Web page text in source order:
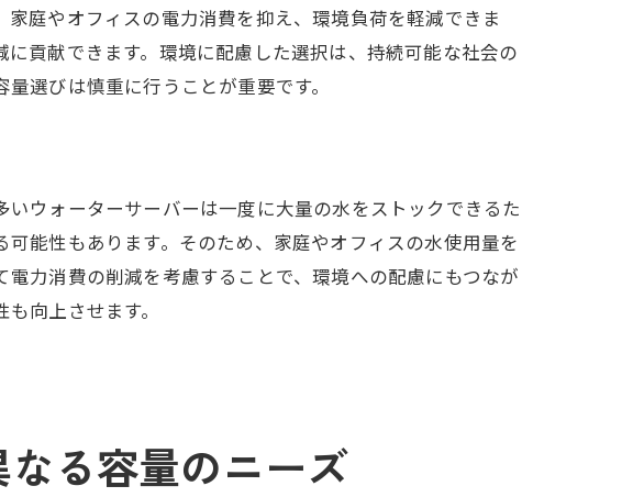
ツ
要性
庭やオフィスの電力消費を抑え、環境負荷を軽減できま
貢献できます。環境に配慮した選択は、持続可能な社会の
選びは慎重に行うことが重要です。
ウォーターサーバーは一度に大量の水をストックできるた
能性もあります。そのため、家庭やオフィスの水使用量を
力消費の削減を考慮することで、環境への配慮にもつなが
向上させます。
る容量のニーズ